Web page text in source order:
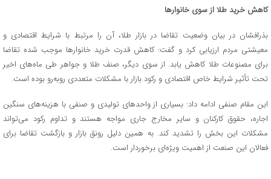
کاهش خرید طلا از سوی خانوارها
بذرافشان در بیان وضعیت تقاضا در بازار طلا، آن را مرتبط با شرایط اقتصادی و
معیشتی مردم ارزیابی کرد و گفت: کاهش قدرت خرید خانوارها موجب شده تقاضا
برای مصنوعات طلا کاهش یابد. از سوی دیگر، صنف طلا و جواهر طی ماه‌های اخیر
تحت تأثیر شرایط خاص اقتصادی و رکود بازار با مشکلات متعددی روبه‌رو بوده است.
این مقام صنفی ادامه داد: بسیاری از واحدهای تولیدی و صنفی با هزینه‌های سنگین
اجاره، حقوق کارکنان و سایر مخارج جاری مواجه هستند و تداوم رکود می‌تواند
مشکلات این بخش را تشدید کند. به همین دلیل رونق بازار و بازگشت تقاضا برای
فعالان این صنعت از اهمیت ویژه‌ای برخوردار است.